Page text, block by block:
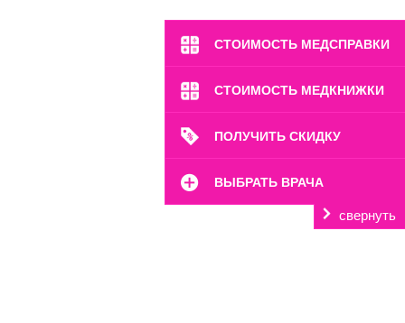
СТОИМОСТЬ МЕДСПРАВКИ
СТОИМОСТЬ МЕДКНИЖКИ
ПОЛУЧИТЬ СКИДКУ
ВЫБРАТЬ ВРАЧА
свернуть